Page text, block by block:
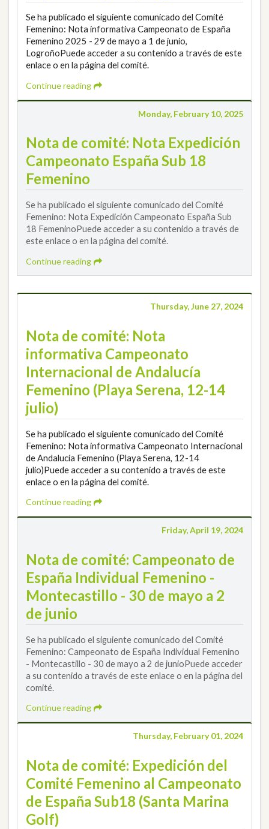
Se ha publicado el siguiente comunicado del Comité
Femenino: Nota informativa Campeonato de España
Femenino 2025 - 29 de mayo a 1 de junio,
LogroñoPuede acceder a su contenido a través de este
enlace o en la página del comité.
Continue reading
Monday, February 10, 2025
Nota de comité: Nota Expedición
Campeonato España Sub 18
Femenino
Se ha publicado el siguiente comunicado del Comité
Femenino: Nota Expedición Campeonato España Sub
18 FemeninoPuede acceder a su contenido a través de
este enlace o en la página del comité.
Continue reading
Thursday, June 27, 2024
Nota de comité: Nota
informativa Campeonato
Internacional de Andalucía
Femenino (Playa Serena, 12-14
julio)
Se ha publicado el siguiente comunicado del Comité
Femenino: Nota informativa Campeonato Internacional
de Andalucía Femenino (Playa Serena, 12-14
julio)Puede acceder a su contenido a través de este
enlace o en la página del comité.
Continue reading
Friday, April 19, 2024
Nota de comité: Campeonato de
España Individual Femenino -
Montecastillo - 30 de mayo a 2
de junio
Se ha publicado el siguiente comunicado del Comité
Femenino: Campeonato de España Individual Femenino
- Montecastillo - 30 de mayo a 2 de junioPuede acceder
a su contenido a través de este enlace o en la página del
comité.
Continue reading
Thursday, February 01, 2024
Nota de comité: Expedición del
Comité Femenino al Campeonato
de España Sub18 (Santa Marina
Golf)